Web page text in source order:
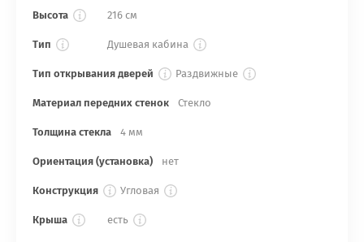
Высота 216 см
Тип Душевая кабина
Тип открывания дверей Раздвижные
Материал передних стенок Стекло
Толщина стекла 4 мм
Ориентация (установка) нет
Конструкция Угловая
Крыша есть